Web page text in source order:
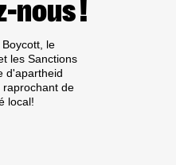
nous !
le
les Sanctions
d'apartheid
raprochant de
local!